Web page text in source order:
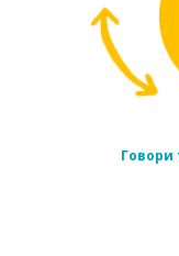
Говори